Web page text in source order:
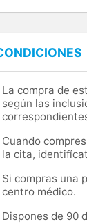
La compra de
según las
Cuando
la cita,
Si compras una
centro médico.
Dispones de 90